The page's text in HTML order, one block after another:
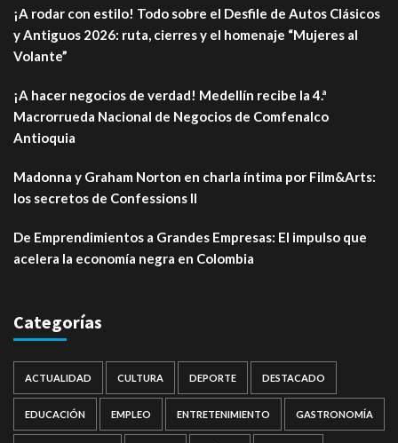
¡A rodar con estilo! Todo sobre el Desfile de Autos Clásicos
y Antiguos 2026: ruta, cierres y el homenaje “Mujeres al
Volante”
¡A hacer negocios de verdad! Medellín recibe la 4.ª
Macrorrueda Nacional de Negocios de Comfenalco
Antioquia
Madonna y Graham Norton en charla íntima por Film&Arts:
los secretos de Confessions II
De Emprendimientos a Grandes Empresas: El impulso que
acelera la economía negra en Colombia
Categorías
ACTUALIDAD CULTURA DEPORTE DESTACADO
EDUCACIÓN EMPLEO ENTRETENIMIENTO GASTRONOMÍA